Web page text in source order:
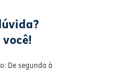
De segunda à